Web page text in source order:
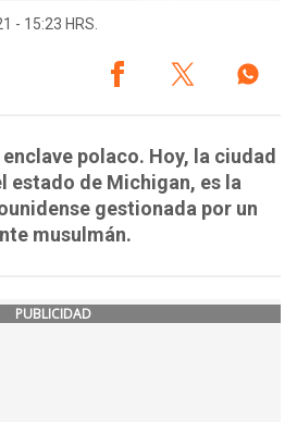
- 15:23 HRS.
polaco. Hoy, la ciudad
estado de Michigan, es la
gestionada por un
musulmán.
PUBLICIDAD